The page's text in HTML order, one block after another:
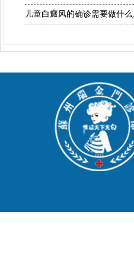
儿童白癜风的确诊需要做什么..